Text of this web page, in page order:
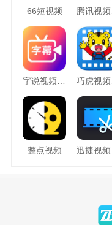
66短视频
整点视频